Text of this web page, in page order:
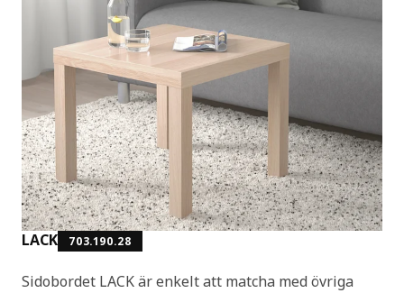
LACK 703.190.28
Sidobordet LACK är enkelt att matcha med övriga